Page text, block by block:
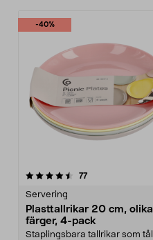
-40%
77recensioner
Servering
Plasttallrikar 20 cm, olika
färger, 4-pack
Staplingsbara tallrikar som tål
5.0 av 5 stjärnor